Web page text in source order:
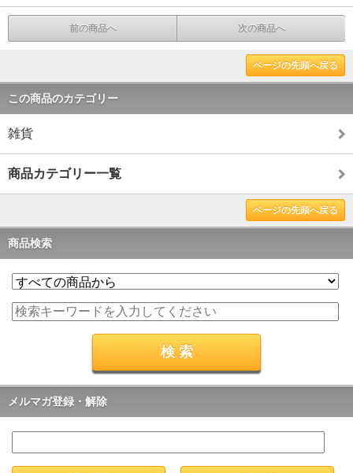
前の商品へ 次の商品へ
ページの先頭へ戻る
この商品のカテゴリー
雑貨
商品カテゴリー一覧
ページの先頭へ戻る
商品検索
メルマガ登録・解除